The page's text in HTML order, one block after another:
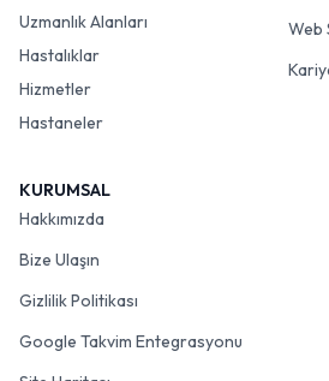
Uzmanlık Alanları
Hastalıklar
Hizmetler
Hastaneler
Web
KURUMSAL
Hakkımızda
Bize Ulaşın
Gizlilik Politikası
Google Takvim Entegrasyonu